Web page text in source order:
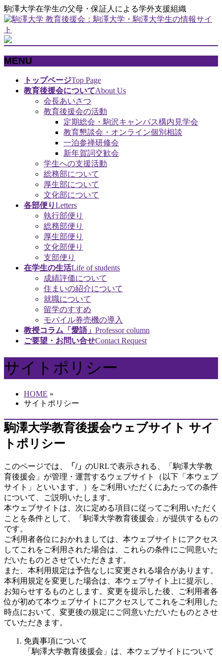
駒澤大学在学生の父母・保証人による学外支援組織
MENU
トップページTop Page
教育後援会についてAbout Us
会長あいさつ
教育後援会の活動
定期総会・駒沢キャンパス構内見学会
教育懇談会・オンライン個別相談
一泊参禅研修会
新年賀詞交歓会
学生への支援活動
総務部について
厚生部について
文化部について
各部便りLetters
執行部便り
総務部便り
厚生部便り
文化部便り
支部便り
在学生の生活Life of students
成績評価について
住まいの紹介について
就職について
留学のすすめ
モバイル券売機の導入
教授コラム「愛語」 Professor column
ご要望・お問い合せContact Request
サイトポリシー
HOME »
サイトポリシー
駒澤大学教育後援会ウェブサイト サイ
トポリシー
このページでは、 「/」 のURLで表示される、「駒澤大学教
育後援会」が管理・運営するウェブサイト（以下「本ウェブ
サイト」といいます。）をご利用いただくにあたっての条件
について、ご説明いたします。
本ウェブサイトは、次に定める項目に従ってご利用いただく
ことを条件として、「駒澤大学教育後援会」が提供するもの
です。
ご利用者各位におかれましては、本ウェブサイトにアクセス
してこれをご利用された場合は、これらの条件にご同意いた
だいたものとさせていただきます。
また、本利用規定は予告なしに変更される場合があります。
本利用規定を変更した場合は、本ウェブサイト上に提示し、
お知らせするものとします。変更を提示した後、ご利用者各
位が初めて本ウェブサイトにアクセスしてこれをご利用した
時点において、変更後の規定にご同意いただいたものとさせ
ていただきます。
免責事項について
「駒澤大学教育後援会」は、本ウェブサイトについて